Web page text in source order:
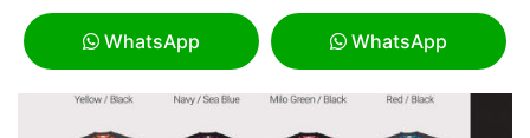
WhatsApp WhatsApp